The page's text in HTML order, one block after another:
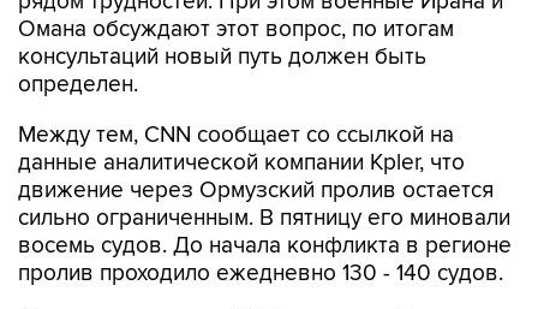
Омана обсуждают этот вопрос, по итогам
консультаций новый путь должен быть
определен.
Между тем, CNN сообщает со ссылкой на
данные аналитической компании Kpler, что
движение через Ормузский пролив остается
сильно ограниченным. В пятницу его миновали
восемь судов. До начала конфликта в регионе
пролив проходило ежедневно 130 - 140 судов.